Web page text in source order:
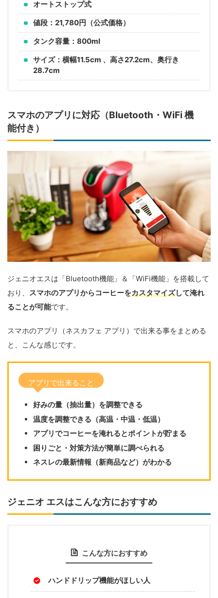
オートストップ式
値段：21,780円（公式価格）
タンク容量：800ml
サイズ：横幅11.5cm 、高さ27.2cm、奥行き
28.7cm
スマホのアプリに対応（Bluetooth ・WiFi 機
能付き）
ジェニオエスは「Bluetooth機能」＆「WiFi機能」を搭載して
おり、 スマホのアプリからコーヒーをカスタマイズして淹れ
ることが可能です。
スマホのアプリ（ネスカフェ アプリ）で出来る事をまとめる
と、こんな感じです。
アプリで出来ること
好みの量（抽出量）を調整できる
温度を調整できる（高温・中温・低温）
アプリでコーヒーを淹れるとポイントが貯まる
困りごと・対策方法が簡単に調べられる
ネスレの最新情報（新商品など）がわかる
ジェニオ エスはこんな方におすすめ
こんな方におすすめ
ハンドドリップ機能がほしい人